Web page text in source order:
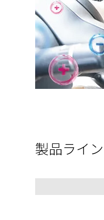
製品ライ